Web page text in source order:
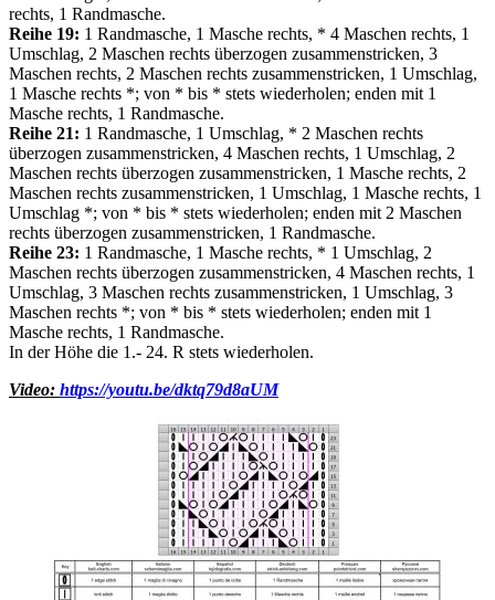
rechts, 1 Randmasche.
Reihe 19: 1 Randmasche, 1 Masche rechts, * 4 Maschen rechts, 1
Umschlag, 2 Maschen rechts überzogen zusammenstricken, 3
Maschen rechts, 2 Maschen rechts zusammenstricken, 1 Umschlag,
1 Masche rechts *; von * bis * stets wiederholen; enden mit 1
Masche rechts, 1 Randmasche.
Reihe 21: 1 Randmasche, 1 Umschlag, * 2 Maschen rechts
überzogen zusammenstricken, 4 Maschen rechts, 1 Umschlag, 2
Maschen rechts überzogen zusammenstricken, 1 Masche rechts, 2
Maschen rechts zusammenstricken, 1 Umschlag, 1 Masche rechts, 1
Umschlag *; von * bis * stets wiederholen; enden mit 2 Maschen
rechts überzogen zusammenstricken, 1 Randmasche.
Reihe 23: 1 Randmasche, 1 Masche rechts, * 1 Umschlag, 2
Maschen rechts überzogen zusammenstricken, 4 Maschen rechts, 1
Umschlag, 3 Maschen rechts zusammenstricken, 1 Umschlag, 3
Maschen rechts *; von * bis * stets wiederholen; enden mit 1
Masche rechts, 1 Randmasche.
In der Höhe die 1.- 24. R stets wiederholen.
Video: https://youtu.be/dktq79d8aUM